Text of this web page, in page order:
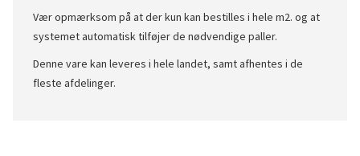
Vær opmærksom på at der kun kan bestilles i hele m2. og at
systemet automatisk tilføjer de nødvendige paller.
Denne vare kan leveres i hele landet, samt afhentes i de
fleste afdelinger.